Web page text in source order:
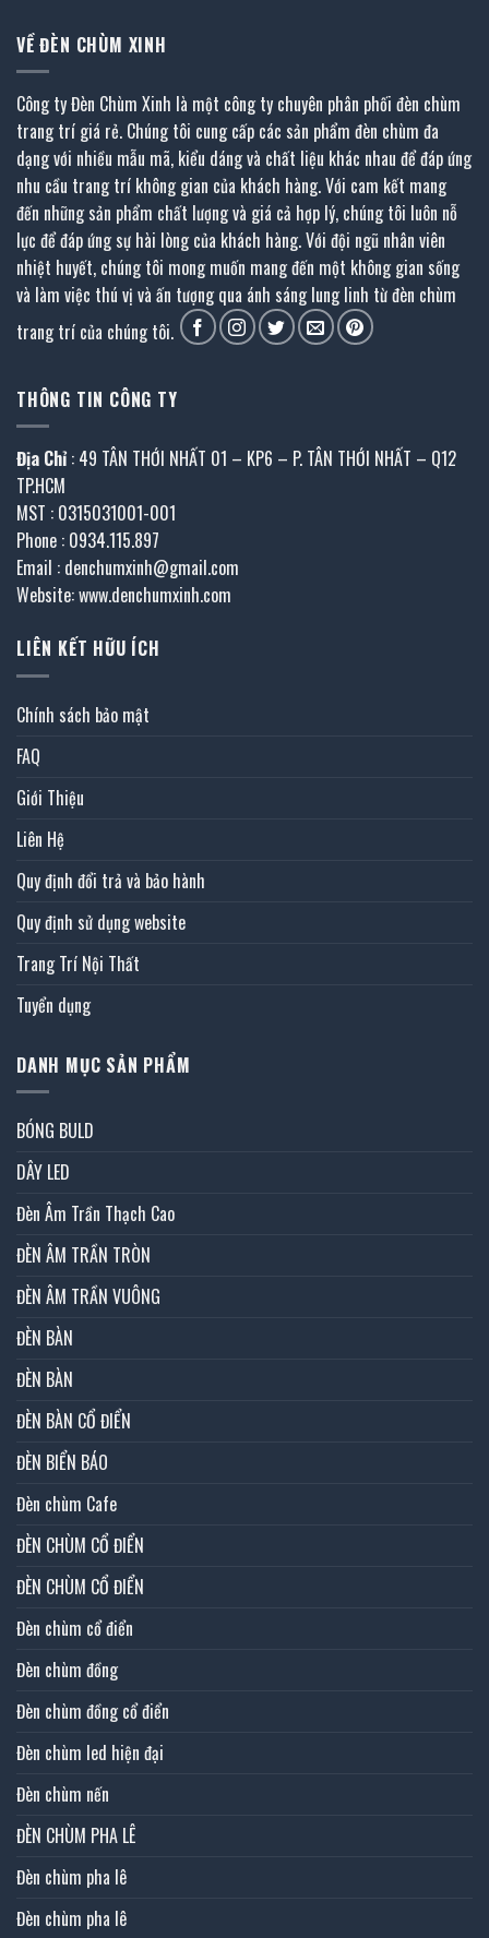
VỀ ĐÈN CHÙM XINH
Công ty Đèn Chùm Xinh là một công ty chuyên phân phối đèn chùm
trang trí giá rẻ. Chúng tôi cung cấp các sản phẩm đèn chùm đa
dạng với nhiều mẫu mã, kiểu dáng và chất liệu khác nhau để đáp ứng
nhu cầu trang trí không gian của khách hàng. Với cam kết mang
đến những sản phẩm chất lượng và giá cả hợp lý, chúng tôi luôn nỗ
lực để đáp ứng sự hài lòng của khách hàng. Với đội ngũ nhân viên
nhiệt huyết, chúng tôi mong muốn mang đến một không gian sống
và làm việc thú vị và ấn tượng qua ánh sáng lung linh từ đèn chùm
trang trí của chúng tôi.
THÔNG TIN CÔNG TY
Địa Chỉ : 49 TÂN THỚI NHẤT 01 – KP6 – P. TÂN THỚI NHẤT – Q12
TP.HCM
MST : 0315031001-001
Phone : 0934.115.897
Email : denchumxinh@gmail.com
Website: www.denchumxinh.com
LIÊN KẾT HỮU ÍCH
Chính sách bảo mật
FAQ
Giới Thiệu
Liên Hệ
Quy định đổi trả và bảo hành
Quy định sử dụng website
Trang Trí Nội Thất
Tuyển dụng
DANH MỤC SẢN PHẨM
BÓNG BULD
DÂY LED
Đèn Âm Trần Thạch Cao
ĐÈN ÂM TRẦN TRÒN
ĐÈN ÂM TRẦN VUÔNG
ĐÈN BÀN
ĐÈN BÀN
ĐÈN BÀN CỔ ĐIỂN
ĐÈN BIỂN BÁO
Đèn chùm Cafe
ĐÈN CHÙM CỔ ĐIỂN
ĐÈN CHÙM CỔ ĐIỂN
Đèn chùm cổ điển
Đèn chùm đồng
Đèn chùm đồng cổ điển
Đèn chùm led hiện đại
Đèn chùm nến
ĐÈN CHÙM PHA LÊ
Đèn chùm pha lê
Đèn chùm pha lê